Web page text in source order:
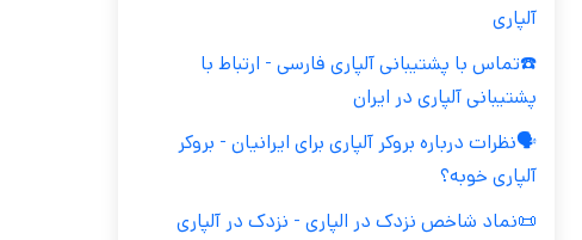
آلپاری
☎️تماس با پشتیبانی آلپاری فارسی - ارتباط با
پشتیبانی آلپاری در ایران
🗣️نظرات درباره بروکر آلپاری برای ایرانیان - بروکر
آلپاری خوبه؟
📜نماد شاخص نزدک در الپاری - نزدک در آلپاری